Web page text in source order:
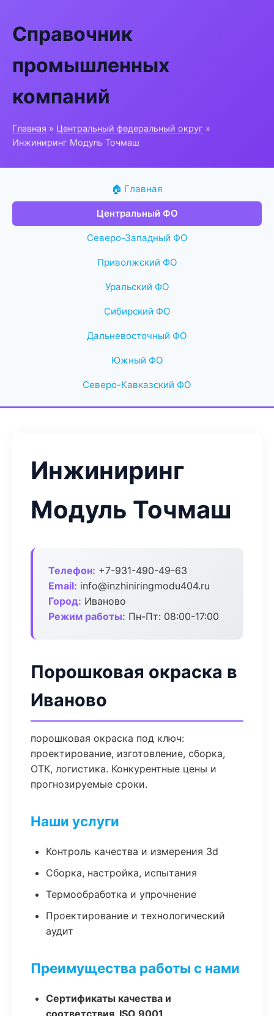
Справочник
промышленных
компаний
Главная » Центральный федеральный округ »
Инжиниринг Модуль Точмаш
🏠 Главная
Центральный ФО
Северо-Западный ФО
Приволжский ФО
Уральский ФО
Сибирский ФО
Дальневосточный ФО
Южный ФО
Северо-Кавказский ФО
Инжиниринг
Модуль Точмаш
Телефон: +7-931-490-49-63
Email: info@inzhiniringmodu404.ru
Город: Иваново
Режим работы: Пн-Пт: 08:00-17:00
Порошковая окраска в
Иваново
порошковая окраска под ключ:
проектирование, изготовление, сборка,
ОТК, логистика. Конкурентные цены и
прогнозируемые сроки.
Наши услуги
Контроль качества и измерения 3d
Сборка, настройка, испытания
Термообработка и упрочнение
Проектирование и технологический
аудит
Преимущества работы с нами
Сертификаты качества и
соответствия, ISO 9001